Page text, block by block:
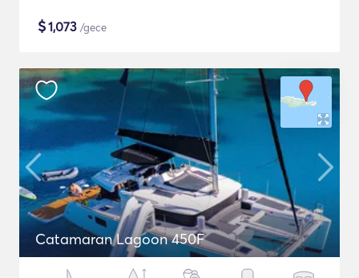
$1,073 /gece
Catamaran Lagoon 450F